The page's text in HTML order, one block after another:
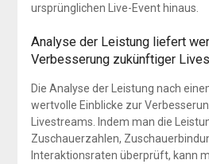
ursprünglichen Live-Event hinaus.
Analyse der Leistung liefert
Verbesserung zukünftiger
Die Analyse der Leistung nach
wertvolle Einblicke zur
Livestreams. Indem man die
Zuschauerzahlen,
Interaktionsraten überprüft, kann